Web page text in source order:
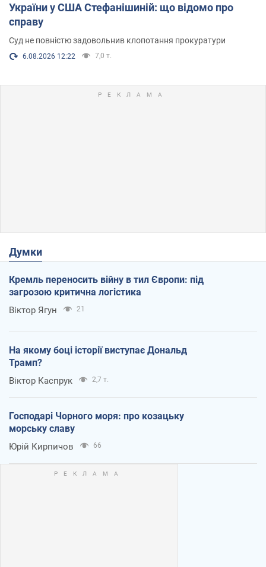
України у США Стефанішиній: що відомо про
справу
Суд не повністю задовольнив клопотання прокуратури
6.08.2026 12:22 7,0 т.
Думки
Кремль переносить війну в тил Європи: під
загрозою критична логістика
Віктор Ягун 21
На якому боці історії виступає Дональд
Трамп?
Віктор Каспрук 2,7 т.
Господарі Чорного моря: про козацьку
морську славу
Юрій Кирпичов 66